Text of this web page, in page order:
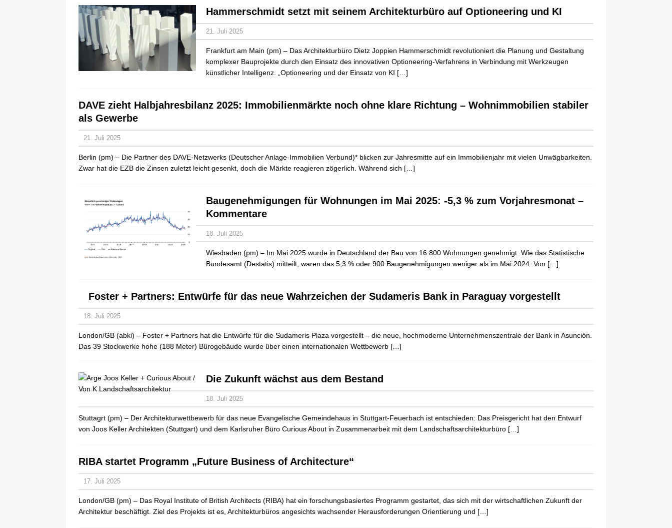
Hammerschmidt setzt mit seinem Architekturbüro auf Optioneering und KI
21. Juli 2025
Frankfurt am Main (pm) – Das Architekturbüro Dietz Joppien Hammerschmidt revolutioniert die Planung und Gestaltung
komplexer Bauprojekte durch den Einsatz des innovativen Optioneering-Verfahrens in Verbindung mit Werkzeugen
künstlicher Intelligenz. „Optioneering und der Einsatz von KI […]
DAVE zieht Halbjahresbilanz 2025: Immobilienmärkte noch ohne klare Richtung – Wohnimmobilien stabiler
als Gewerbe
21. Juli 2025
Berlin (pm) – Die Partner des DAVE-Netzwerks (Deutscher Anlage-Immobilien Verbund)* blicken zur Jahresmitte auf ein Immobilienjahr mit vielen Unwägbarkeiten.
Zwar hat die EZB die Zinsen zuletzt leicht gesenkt, doch die Märkte reagieren zögerlich. Während sich […]
Baugenehmigungen für Wohnungen im Mai 2025: -5,3 % zum Vorjahresmonat –
Kommentare
18. Juli 2025
Wiesbaden (pm) – Im Mai 2025 wurde in Deutschland der Bau von 16 800 Wohnungen genehmigt. Wie das Statistische
Bundesamt (Destatis) mitteilt, waren das 5,3 % oder 900 Baugenehmigungen weniger als im Mai 2024. Von […]
Foster + Partners: Entwürfe für das neue Wahrzeichen der Sudameris Bank in Paraguay vorgestellt
18. Juli 2025
London/GB (abki) – Foster + Partners hat die Entwürfe für die Sudameris Plaza vorgestellt – die neue, hochmoderne Unternehmenszentrale der Bank in Asunción.
Das 39 Stockwerke hohe (188 Meter) Bürogebäude wurde über einen internationalen Wettbewerb […]
Die Zukunft wächst aus dem Bestand
18. Juli 2025
Stuttagrt (pm) – Der Architekturwettbewerb für das neue Evangelische Gemeindehaus in Stuttgart-Feuerbach ist entschieden: Das Preisgericht hat den Entwurf
von Joos Keller Architekten (Stuttgart) und dem Karlsruher Büro Curious About in Zusammenarbeit mit dem Landschaftsarchitekturbüro […]
RIBA startet Programm „Future Business of Architecture“
17. Juli 2025
London/GB (pm) – Das Royal Institute of British Architects (RIBA) hat ein forschungsbasiertes Programm gestartet, das sich mit der wirtschaftlichen Zukunft der
Architektur beschäftigt. Ziel des Projekts ist es, Architekturbüros angesichts wachsender Herausforderungen Orientierung und […]